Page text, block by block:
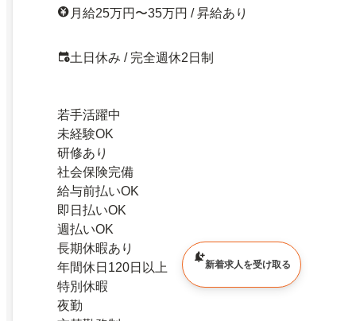
月給25万円〜35万円 / 昇給あり
土日休み / 完全週休2日制
若手活躍中
未経験OK
研修あり
社会保険完備
給与前払いOK
即日払いOK
週払いOK
長期休暇あり
年間休日120日以上
特別休暇
夜勤
新着求人を受け取る